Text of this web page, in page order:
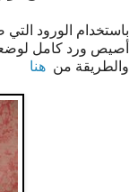
باستخدام الورود التي
أصيص ورد كامل
والطريقة من هنا